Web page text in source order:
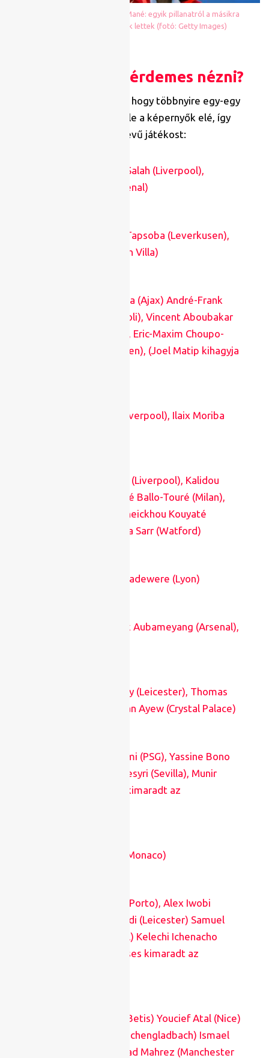
Mohamed Szalah és Sadio Mané: egyik pillanatról a másikra
csapattársakból ellenfelek lettek (fotó: Getty Images)
Kik miatt lesz érdemes nézni?
Természetesen itt is igaz, hogy többnyire egy-egy
topligás sztár miatt ülünk le a képernyők elé, így
összeszedtünk pár nagynevű játékost:
: Mohamed Salah (Liverpool),
Mohamed Elneny (Arsenal)
: Edmin Tapsoba (Leverkusen),
Bertrand Traoré (Aston Villa)
: André Onana (Ajax) André-Frank
Zambo Anguissa (Napoli), Vincent Aboubakar
(korábbi Porto-csatár), Eric-Maxim Choupo-
Moting (Bayern München), (Joel Matip kihagyja
: Naby Keita (Liverpool), Ilaix Moriba
: Sadio Mané (Liverpool), Kalidou
Koulibaly (Napoli), Fodé Ballo-Touré (Milan),
Idrissa Gueye (PSG), Cheickhou Kouyaté
(Crystal Palace), Ismaila Sarr (Watford)
: Timothy Kadewere (Lyon)
: Pierre-Emerick Aubameyang (Arsenal),
: Daniel Amartey (Leicester), Thomas
Partey (Arsenal), Jordan Ayew (Crystal Palace)
: Achraf Hakimi (PSG), Yassine Bono
(Sevilla), Youssef En Nesyri (Sevilla), Munir
(Sevilla), (Hakim Zijes kimaradt az
: Pelé (Monaco)
: Zaidu Sanusi (Porto), Alex Iwobi
(Everton), Wilfried Ndidi (Leicester) Samuel
Chuckwueze (Villarreal) Kelechi Ichenacho
(Leicester) (Victor Moses kimaradt az
: Aissa Mandi (Betis) Youcief Atal (Nice)
Ramy Bensebaini (Mönchengladbach) Ismael
Benaccer (Algéria) Riyad Mahrez (Manchester